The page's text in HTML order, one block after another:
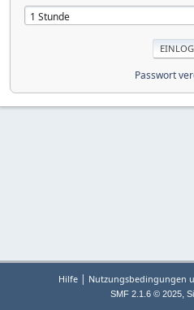
Passwort
Hilfe | Nutzungsbedingungen
SMF 2.1.6 © 2025,